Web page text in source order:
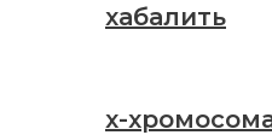
хабалить
х-